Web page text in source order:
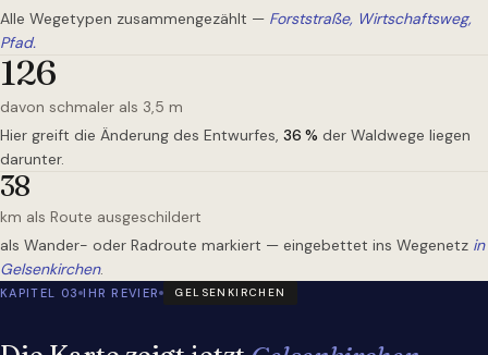
Alle Wegetypen zusammengezählt — Forststraße, Wirtschaftsweg,
Pfad.
126
davon schmaler als 3,5 m
Hier greift die Änderung des Entwurfes, 36 % der Waldwege liegen
darunter.
38
km als Route ausgeschildert
als Wander- oder Radroute markiert — eingebettet ins Wegenetz in
Gelsenkirchen.
KAPITEL 03 IHR REVIER GELSENKIRCHEN